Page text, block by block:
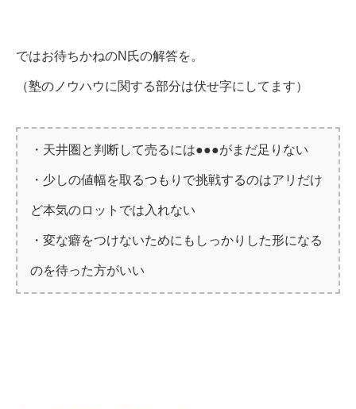
ではお待ちかねのN氏の解答を。
（塾のノウハウに関する部分は伏せ字にしてます）
・天井圏と判断して売るには●●●がまだ足りない
・少しの値幅を取るつもりで挑戦するのはアリだけ
ど本気のロットでは入れない
・変な癖をつけないためにもしっかりした形になる
のを待った方がいい